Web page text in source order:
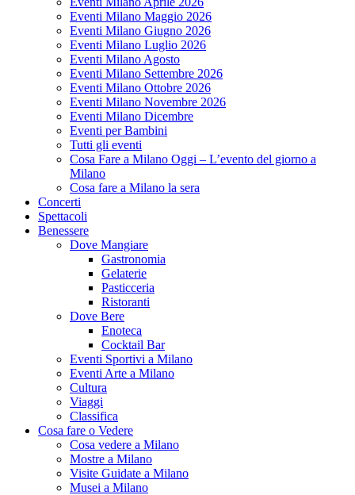
Eventi Milano Maggio 2026
Eventi Milano Giugno 2026
Eventi Milano Luglio 2026
Eventi Milano Agosto
Eventi Milano Settembre 2026
Eventi Milano Ottobre 2026
Eventi Milano Novembre 2026
Eventi Milano Dicembre
Eventi per Bambini
Tutti gli eventi
Cosa Fare a Milano Oggi – L’evento del giorno a
Milano
Cosa fare a Milano la sera
Concerti
Spettacoli
Benessere
Dove Mangiare
Gastronomia
Gelaterie
Pasticceria
Ristoranti
Dove Bere
Enoteca
Cocktail Bar
Eventi Sportivi a Milano
Eventi Arte a Milano
Cultura
Viaggi
Classifica
Cosa fare o Vedere
Cosa vedere a Milano
Mostre a Milano
Visite Guidate a Milano
Musei a Milano